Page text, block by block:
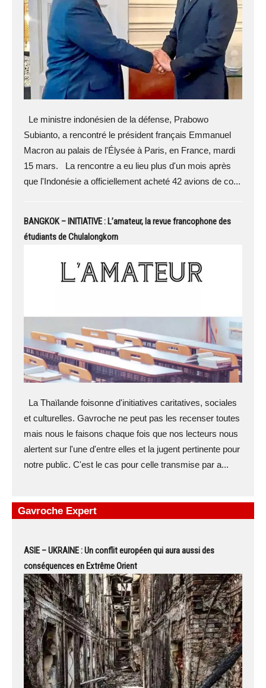
Le ministre indonésien de la défense, Prabowo
Subianto, a rencontré le président français Emmanuel
Macron au palais de l'Élysée à Paris, en France, mardi
15 mars. La rencontre a eu lieu plus d'un mois après
que l'Indonésie a officiellement acheté 42 avions de co...
BANGKOK – INITIATIVE : L’amateur, la revue francophone des
étudiants de Chulalongkorn
La Thaïlande foisonne d'initiatives caritatives, sociales
et culturelles. Gavroche ne peut pas les recenser toutes
mais nous le faisons chaque fois que nos lecteurs nous
alertent sur l'une d'entre elles et la jugent pertinente pour
notre public. C'est le cas pour celle transmise par a...
Gavroche Expert
ASIE – UKRAINE : Un conflit européen qui aura aussi des
conséquences en Extrême Orient